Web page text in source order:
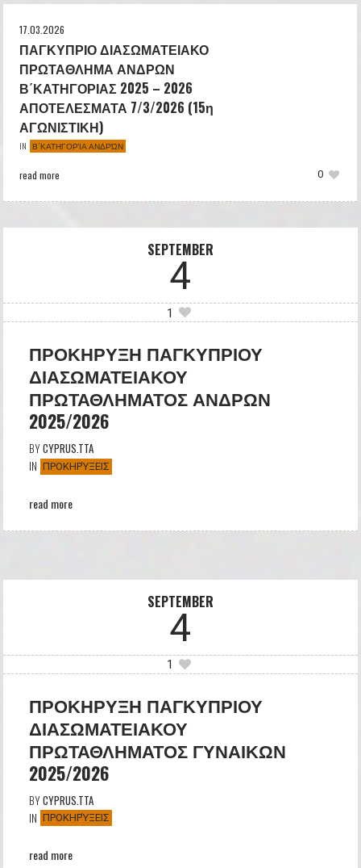
17.03.2026
ΠΑΓΚΥΠΡΙΟ ΔΙΑΣΩΜΑΤΕΙΑΚΟ
ΠΡΩΤΑΘΛΗΜΑ ΑΝΔΡΩΝ
Β΄ΚΑΤΗΓΟΡΙΑΣ 2025 – 2026
ΑΠΟΤΕΛΕΣΜΑΤΑ 7/3/2026 (15η
ΑΓΩΝΙΣΤΙΚΗ)
IN Β΄ΚΑΤΗΓΟΡΊΑ ΑΝΔΡΏΝ
0
read more
SEPTEMBER
4
1
ΠΡΟΚΗΡΥΞΗ ΠΑΓΚΥΠΡΙΟΥ
ΔΙΑΣΩΜΑΤΕΙΑΚΟΥ
ΠΡΩΤΑΘΛΗΜΑΤΟΣ ΑΝΔΡΩΝ
2025/2026
BYCYPRUS.TTA
IN ΠΡΟΚΗΡΎΞΕΙΣ
read more
SEPTEMBER
4
1
ΠΡΟΚΗΡΥΞΗ ΠΑΓΚΥΠΡΙΟΥ
ΔΙΑΣΩΜΑΤΕΙΑΚΟΥ
ΠΡΩΤΑΘΛΗΜΑΤΟΣ ΓΥΝΑΙΚΩΝ
2025/2026
BYCYPRUS.TTA
IN ΠΡΟΚΗΡΎΞΕΙΣ
read more